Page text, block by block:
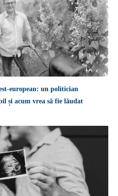
european: un politician
și acum vrea să fie lăudat